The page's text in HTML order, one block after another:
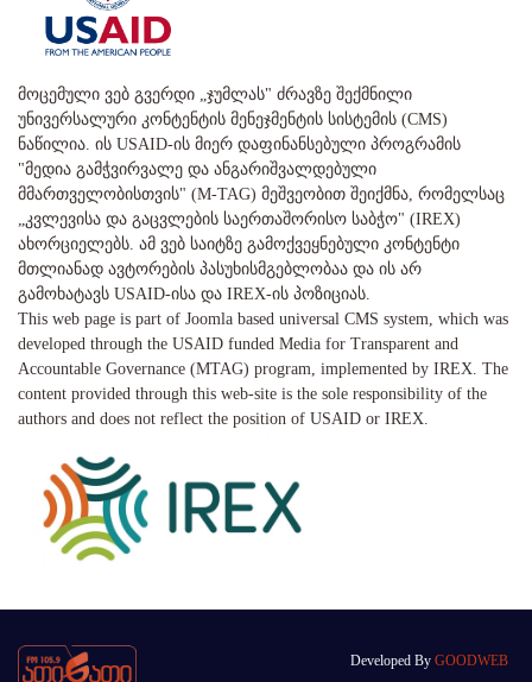
მოცემული ვებ გვერდი „ჯუმლას" ძრავზე შექმნილი
უნივერსალური კონტენტის მენეჯმენტის სისტემის (CMS)
ნაწილია. ის USAID-ის მიერ დაფინანსებული პროგრამის
"მედია გამჭვირვალე და ანგარიშვალდებული
მმართველობისთვის" (M-TAG) მეშვეობით შეიქმნა, რომელსაც
„კვლევისა და გაცვლების საერთაშორისო საბჭო" (IREX)
ახორციელებს. ამ ვებ საიტზე გამოქვეყნებული კონტენტი
მთლიანად ავტორების პასუხისმგებლობაა და ის არ
გამოხატავს USAID-ისა და IREX-ის პოზიციას.
This web page is part of Joomla based universal CMS system, which was
developed through the USAID funded Media for Transparent and
Accountable Governance (MTAG) program, implemented by IREX. The
content provided through this web-site is the sole responsibility of the
authors and does not reflect the position of USAID or IREX.
Developed By GOODWEB